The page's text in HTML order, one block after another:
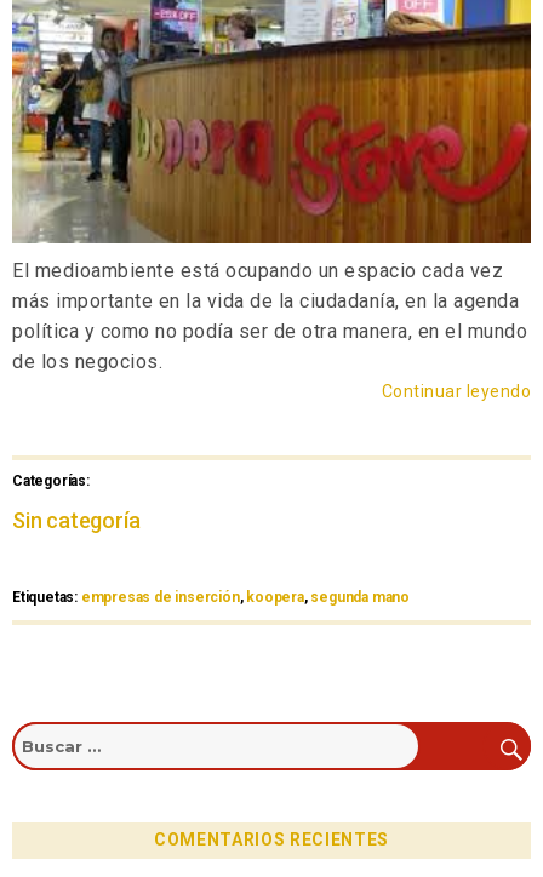
El medioambiente está ocupando un espacio cada vez
más importante en la vida de la ciudadanía, en la agenda
política y como no podía ser de otra manera, en el mundo
de los negocios.
Continuar leyendo
Categorías:
Sin categoría
Etiquetas: empresas de inserción, koopera, segunda mano
COMENTARIOS RECIENTES